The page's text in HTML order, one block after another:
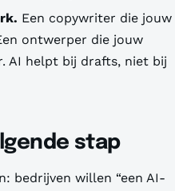
Een copywriter die jouw
ontwerper die jouw
AI helpt bij drafts, niet bij
stap
bedrijven willen “een AI-